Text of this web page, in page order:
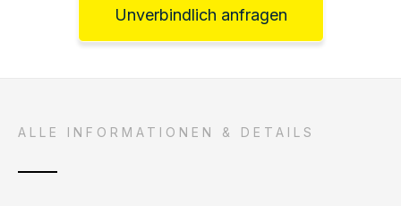
Unverbindlich anfragen
ALLE INFORMATIONEN & DETAILS